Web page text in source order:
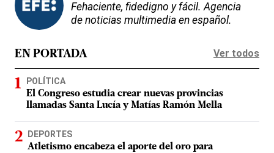
Fehaciente, fidedigno y fácil. Agencia
de noticias multimedia en español.
EN PORTADA Ver todos
POLÍTICA
El Congreso estudia crear nuevas provincias
llamadas Santa Lucía y Matías Ramón Mella
DEPORTES
Atletismo encabeza el aporte del oro para